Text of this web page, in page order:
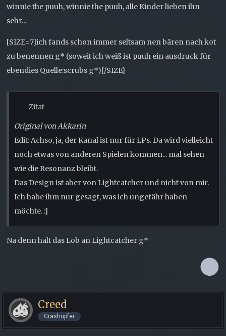
winnie the puuh, winnie the puuh, alle Kinder lieben ihn
sehr...
[SIZE=7]ich fands schon immer seltsam nen bären nach kot
zu benennen g* (soweit ich weiß ist puuh ein ausdruck für
ebendies Quelle:scrubs g*)[/SIZE]
Zitat
Original von Akkarin
Edit: Achso, ja, der Kanal ist nur für LPs. Da wird vielleicht
noch etwas von anderen Spielen kommen... mal sehen
wie die Resonanz bleibt.
Das Design ist aber von Lightcatcher und nicht von mir.
Ich habe ihm nur gesagt, was ich ungefähr haben
möchte. :]
Na denn halt das Lob an Lightcatcher g*
Creed
Grashüpfer